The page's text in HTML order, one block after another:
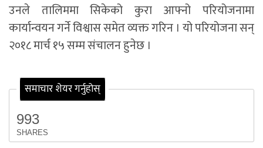
उनले तालिममा सिकेको कुरा आफ्नो परियोजनामा
कार्यान्वयन गर्ने विश्वास समेत व्यक्त गरिन । यो परियोजना सन्
२०१८ मार्च १५ सम्म संचालन हुनेछ ।
समाचार शेयर गर्नुहोस्
993
SHARES